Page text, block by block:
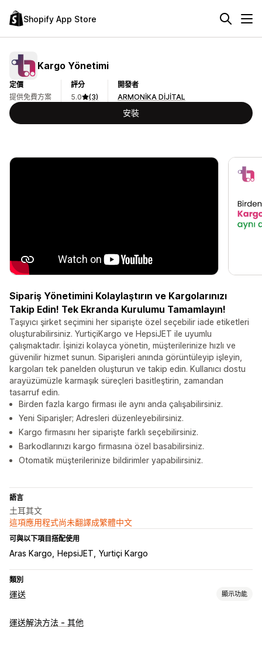
Shopify App Store
Kargo Yönetimi
定價
提供免費方案
評分
5.0
(3)
開發者
ARMONİKA DİJİTAL
安裝
Sipariş Yönetimini Kolaylaştırın ve Kargolarınızı
Takip Edin! Tek Ekranda Kurulumu Tamamlayın!
Taşıyıcı şirket seçimini her siparişte özel seçebilir iade etiketleri
oluşturabilirsiniz. YurtiçiKargo ve HepsiJET ile uyumlu
çalışmaktadır. İşinizi kolayca yönetin, müşterilerinize hızlı ve
güvenilir hizmet sunun. Siparişleri anında görüntüleyip işleyin,
kargoları tek panelden oluşturun ve takip edin. Kullanıcı dostu
arayüzümüzle karmaşık süreçleri basitleştirin, zamandan
tasarruf edin.
Birden fazla kargo firması ile aynı anda çalışabilirsiniz.
Yeni Siparişler; Adresleri düzenleyebilirsiniz.
Kargo firmasını her siparişte farklı seçebilirsiniz.
Barkodlarınızı kargo firmasına özel basabilirsiniz.
Otomatik müşterilerinize bildirimler yapabilirsiniz.
語言
土耳其文
這項應用程式尚未翻譯成繁體中文
可與以下項目搭配使用
Aras Kargo HepsiJET Yurtiçi Kargo
類別
運送 顯示功能
標籤和包材
運送解決方法 - 其他